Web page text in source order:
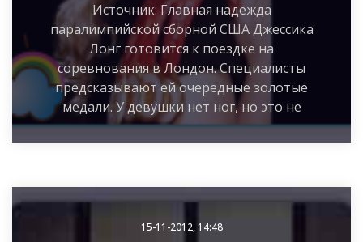
Источник: Главная надежда
паралимпийской сборной США Джессика
Лонг готовится к поездке на
соревнования в Лондон. Специалисты
предсказывают ей очередные золотые
медали. У девушки нет ног, но это не
15-11-2012, 14:48